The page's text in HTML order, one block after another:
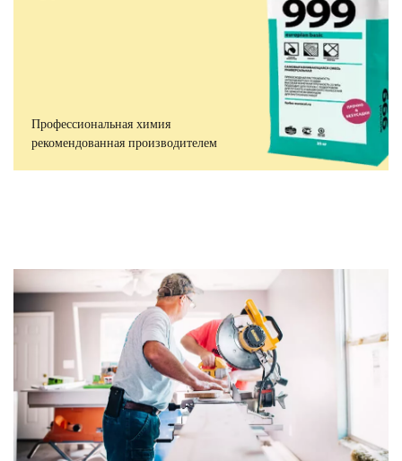
Профессиональная химия
рекомендованная производителем